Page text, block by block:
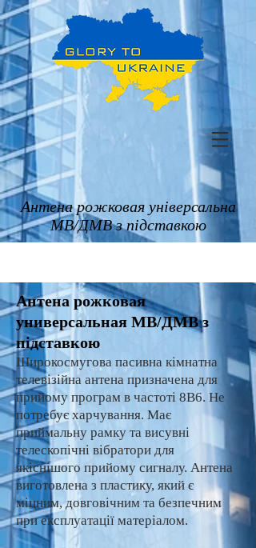
Антена рожковая універсальна
МВ/ДМВ з підставкою
Антена рожковая
универсальная МВ/ДМВ з
підставкою
Широкосмугова пасивна кімнатна
телевізійна антена призначена для
прийому програм в частоті 8В6. Не
потребує харчування. Має
приймальну рамку та висувні
телескопічні вібратори для
якіснішого прийому сигналу. Антена
виготовлена з пластику, який є
міцним, довговічним та безпечним
при експлуатації матеріалом.